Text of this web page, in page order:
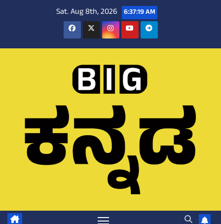
Sat. Aug 8th, 2026 6:37:20 AM